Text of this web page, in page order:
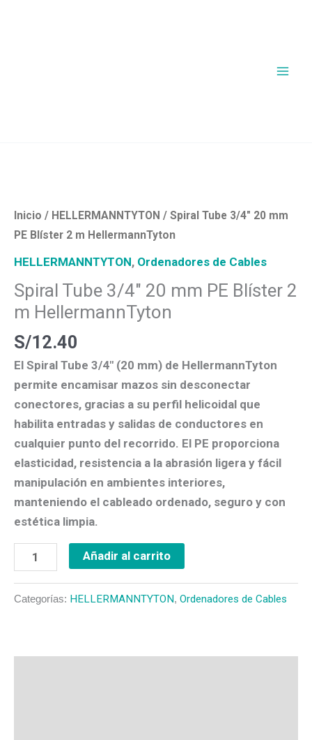
Inicio / HELLERMANNTYTON / Spiral Tube 3/4″ 20 mm
PE Blíster 2 m HellermannTyton
HELLERMANNTYTON, Ordenadores de Cables
Spiral Tube 3/4″ 20 mm PE Blíster 2
m HellermannTyton
S/12.40
El Spiral Tube 3/4″ (20 mm) de HellermannTyton
permite encamisar mazos sin desconectar
conectores, gracias a su perfil helicoidal que
habilita entradas y salidas de conductores en
cualquier punto del recorrido. El PE proporciona
elasticidad, resistencia a la abrasión ligera y fácil
manipulación en ambientes interiores,
manteniendo el cableado ordenado, seguro y con
estética limpia.
20
mm
Blíster
2
m
cantidad
Añadir al carrito
Categorías: HELLERMANNTYTON, Ordenadores de Cables